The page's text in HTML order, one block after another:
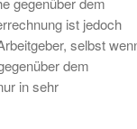
ist jedoch
selbst
dem
in sehr